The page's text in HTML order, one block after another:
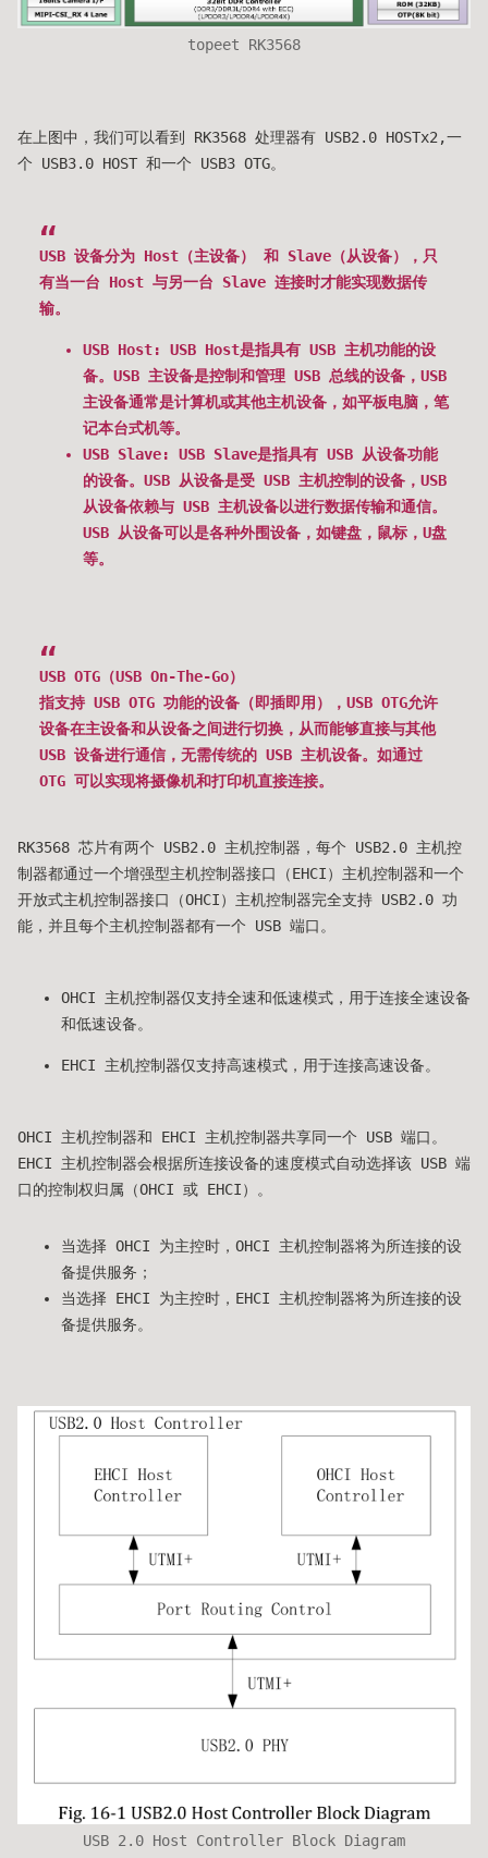
topeet RK3568
在上图中，我们可以看到 RK3568 处理器有 USB2.0 HOSTx2,一
个 USB3.0 HOST 和一个 USB3 OTG。
USB 设备分为 Host（主设备） 和 Slave（从设备），只
有当一台 Host 与另一台 Slave 连接时才能实现数据传
输。
USB Host: USB Host是指具有 USB 主机功能的设
备。USB 主设备是控制和管理 USB 总线的设备，USB
主设备通常是计算机或其他主机设备，如平板电脑，笔
记本台式机等。
USB Slave: USB Slave是指具有 USB 从设备功能
的设备。USB 从设备是受 USB 主机控制的设备，USB
从设备依赖与 USB 主机设备以进行数据传输和通信。
USB 从设备可以是各种外围设备，如键盘，鼠标，U盘
等。
USB OTG（USB On-The-Go）
指支持 USB OTG 功能的设备（即插即用），USB OTG允许
设备在主设备和从设备之间进行切换，从而能够直接与其他
USB 设备进行通信，无需传统的 USB 主机设备。如通过
OTG 可以实现将摄像机和打印机直接连接。
RK3568 芯片有两个 USB2.0 主机控制器，每个 USB2.0 主机控
制器都通过一个增强型主机控制器接口（EHCI）主机控制器和一个
开放式主机控制器接口（OHCI）主机控制器完全支持 USB2.0 功
能，并且每个主机控制器都有一个 USB 端口。
OHCI 主机控制器仅支持全速和低速模式，用于连接全速设备
和低速设备。
EHCI 主机控制器仅支持高速模式，用于连接高速设备。
OHCI 主机控制器和 EHCI 主机控制器共享同一个 USB 端口。
EHCI 主机控制器会根据所连接设备的速度模式自动选择该 USB 端
口的控制权归属（OHCI 或 EHCI）。
当选择 OHCI 为主控时，OHCI 主机控制器将为所连接的设
备提供服务；
当选择 EHCI 为主控时，EHCI 主机控制器将为所连接的设
备提供服务。
USB 2.0 Host Controller Block Diagram